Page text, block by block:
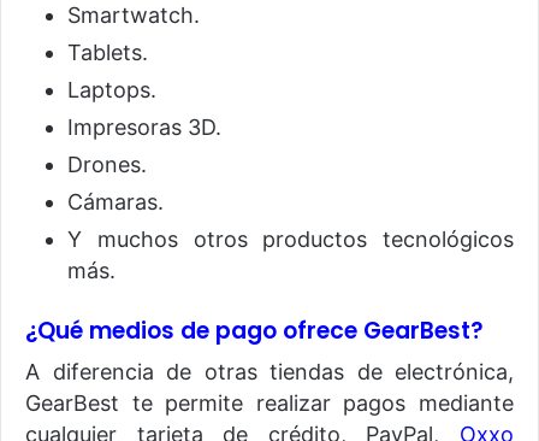
Smartwatch.
Tablets.
Laptops.
Impresoras 3D.
Drones.
Cámaras.
Y muchos otros productos tecnológicos
más.
¿Qué medios de pago ofrece GearBest?
A diferencia de otras tiendas de electrónica,
GearBest te permite realizar pagos mediante
cualquier tarjeta de crédito, PayPal, Oxxo